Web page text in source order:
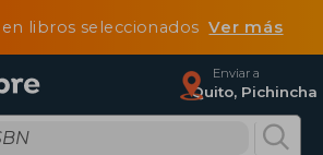
en libros seleccionadosVer más
Enviar a
Quito, Pichincha